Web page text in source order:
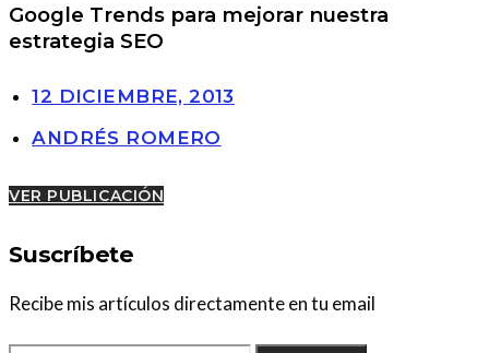
Google Trends para mejorar nuestra
estrategia SEO
12 DICIEMBRE, 2013
ANDRÉS ROMERO
VER PUBLICACIÓN
Suscríbete
Recibe mis artículos directamente en tu email